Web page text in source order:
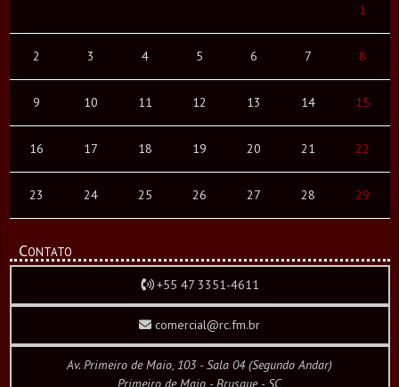
1
2 3 4 5 6 7 8
9 10 11 12 13 14 15
16 17 18 19 20 21 22
23 24 25 26 27 28 29
Contato
+55 47 3351-4611
comercial@rc.fm.br
Av. Primeiro de Maio, 103 - Sala 04 (Segundo Andar)
Primeiro de Maio - Brusque - SC